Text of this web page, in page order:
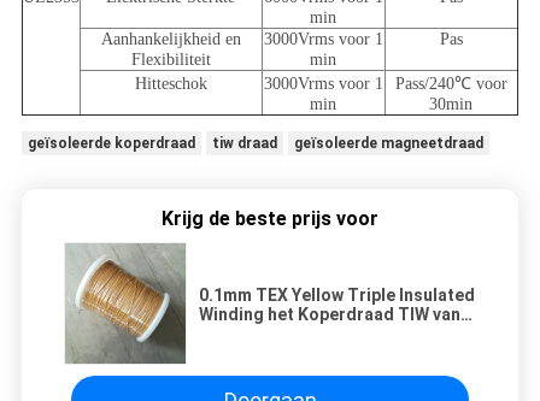
min
Aanhankelijkheid en
Flexibiliteit
3000Vrms voor 1
min
Pas
Hitteschok
3000Vrms voor 1
min
Pass/240℃ voor
30min
geïsoleerde koperdraad tiw draad geïsoleerde magneetdraad
Krijg de beste prijs voor
0.1mm TEX Yellow Triple Insulated
Winding het Koperdraad TIW van